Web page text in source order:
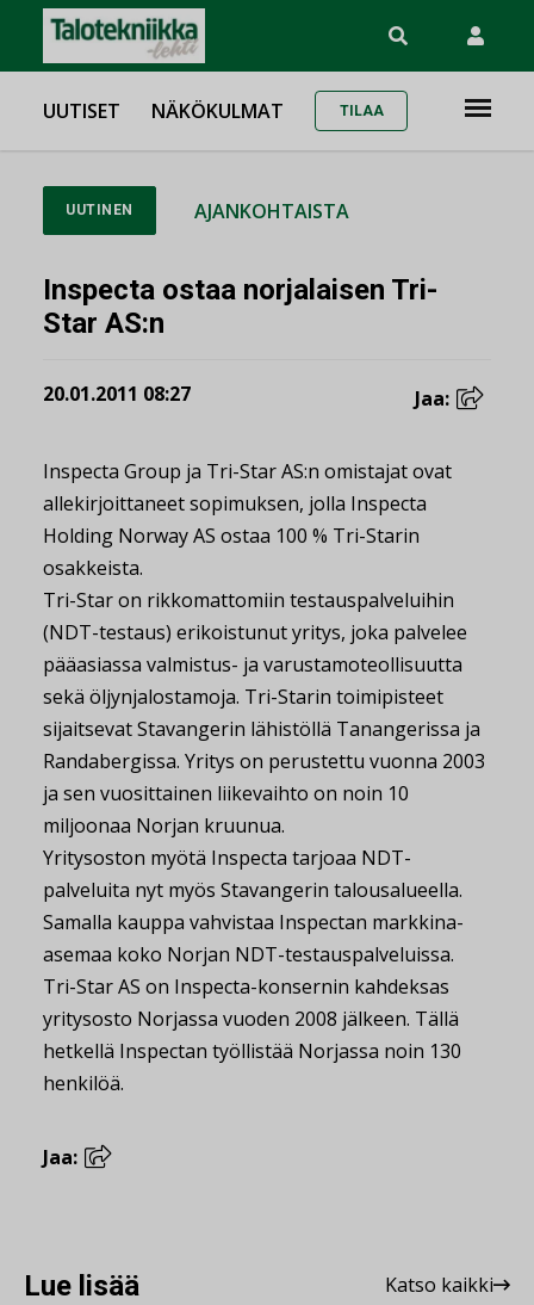
UUTISET NÄKÖKULMAT TILAA
UUTINEN AJANKOHTAISTA
Inspecta ostaa norjalaisen Tri-
Star AS:n
20.01.2011 08:27 Jaa:
Inspecta Group ja Tri-Star AS:n omistajat ovat
allekirjoittaneet sopimuksen, jolla Inspecta
Holding Norway AS ostaa 100 % Tri-Starin
osakkeista.
Tri-Star on rikkomattomiin testauspalveluihin
(NDT-testaus) erikoistunut yritys, joka palvelee
pääasiassa valmistus- ja varustamoteollisuutta
sekä öljynjalostamoja. Tri-Starin toimipisteet
sijaitsevat Stavangerin lähistöllä Tanangerissa ja
Randabergissa. Yritys on perustettu vuonna 2003
ja sen vuosittainen liikevaihto on noin 10
miljoonaa Norjan kruunua.
Yritysoston myötä Inspecta tarjoaa NDT-
palveluita nyt myös Stavangerin talousalueella.
Samalla kauppa vahvistaa Inspectan markkina-
asemaa koko Norjan NDT-testauspalveluissa.
Tri-Star AS on Inspecta-konsernin kahdeksas
yritysosto Norjassa vuoden 2008 jälkeen. Tällä
hetkellä Inspectan työllistää Norjassa noin 130
henkilöä.
Jaa:
Lue lisää Katso kaikki